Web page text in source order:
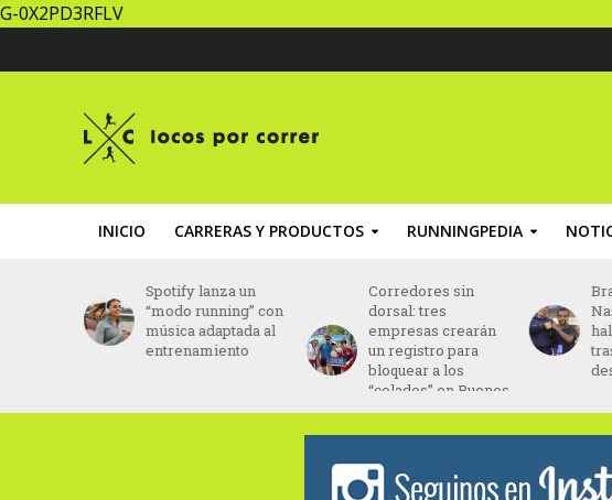
G-0X2PD3RFLV
INICIO CARRERAS Y PRODUCTOS RUNNINGPEDIA
Corredores sin
dorsal: tres
empresas crearán
un registro para
Aires
Brasil: Daniel Do
Nascimento fue
hallado con vida
tras 43 días
desaparecido